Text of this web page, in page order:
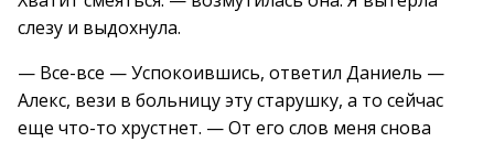
слезу и выдохнула.
— Все-все — Успокоившись, ответил Даниель —
Алекс, вези в больницу эту старушку, а то сейчас
еще что-то хрустнет. — От его слов меня снова